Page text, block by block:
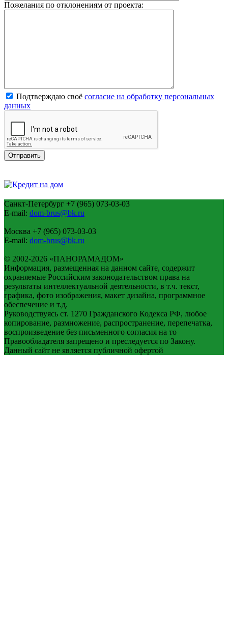
Пожелания по отклонениям от проекта:
Подтверждаю своё согласие на обработку персональных
данных
Санкт-Петербург +7 (965) 073-03-03
E-mail: dom-brus@bk.ru
Москва +7 (965) 073-03-03
E-mail: dom-brus@bk.ru
© 2002-2026 «ПАНОРАМАДОМ»
Информация, размещенная на данном сайте, содержит
охраняемые Российским законодательством права на
результаты интеллектуальной деятельности, в т.ч. текст,
графика, фото изображения, макет дизайна, программное
обеспечение и т.д.
Руководствуясь ст. 1270 Гражданского Кодекса РФ, любое
копирование, размножение, распространение, перепечатка,
воспроизведение без письменного согласия на то
Правообладателя запрещено и преследуется по Закону.
Данный сайт не является публичной офертой